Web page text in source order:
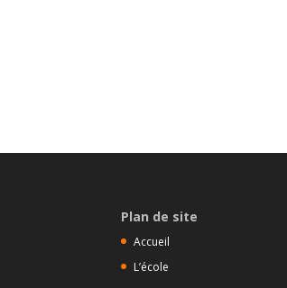
Plan de site
Accueil
L’école